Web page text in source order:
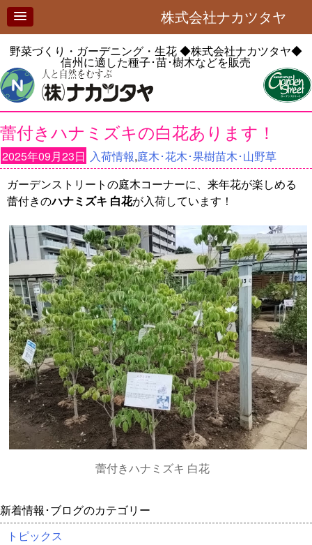
株式会社ナカツタヤ
野菜づくり・ガーデニング・生花◆株式会社ナカツタヤ◆
信州に適した種子･苗･樹木などを販売
蕾付きハナミズキの白花あります！
2025年09月23日 入荷情報,庭木･花木･果樹苗木･山野草
ガーデンストリートの庭木コーナーに、来年花が楽しめる
蕾付きのハナミズキ 白花が入荷しています！
蕾付きハナミズキ 白花
新着情報･ブログのカテゴリー
トピックス